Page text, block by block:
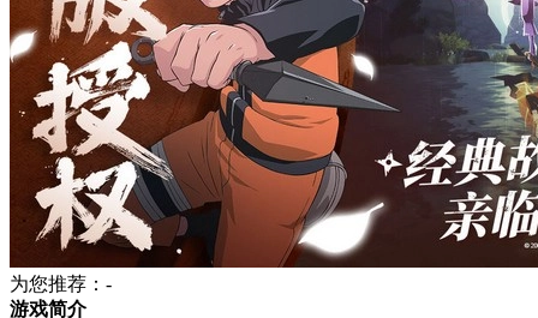
为您推荐：-
游戏简介